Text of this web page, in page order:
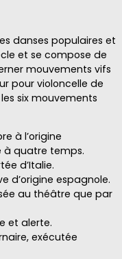
danses populaires et
et se compose de
mouvements vifs
pour violoncelle de
six mouvements
à l’origine
à quatre temps.
d’Italie.
d’origine espagnole.
au théâtre que par
et alerte.
exécutée